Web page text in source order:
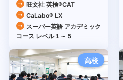
旺文社 英検®CAT
CaLabo® LX
スーパー英語 アカデミック
コース レベル１～５
高校